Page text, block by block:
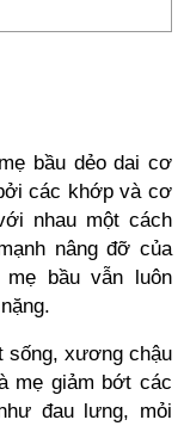
bầu dẻo dai cơ
các khớp và cơ
nhau một cách
nâng đỡ của
bầu vẫn luôn
sống, xương chậu
mẹ giảm bớt các
đau lưng, mỏi